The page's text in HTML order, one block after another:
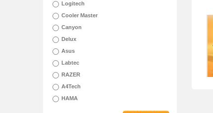
Logitech
Cooler Master
Canyon
Delux
Asus
Labtec
RAZER
A4Tech
HAMA